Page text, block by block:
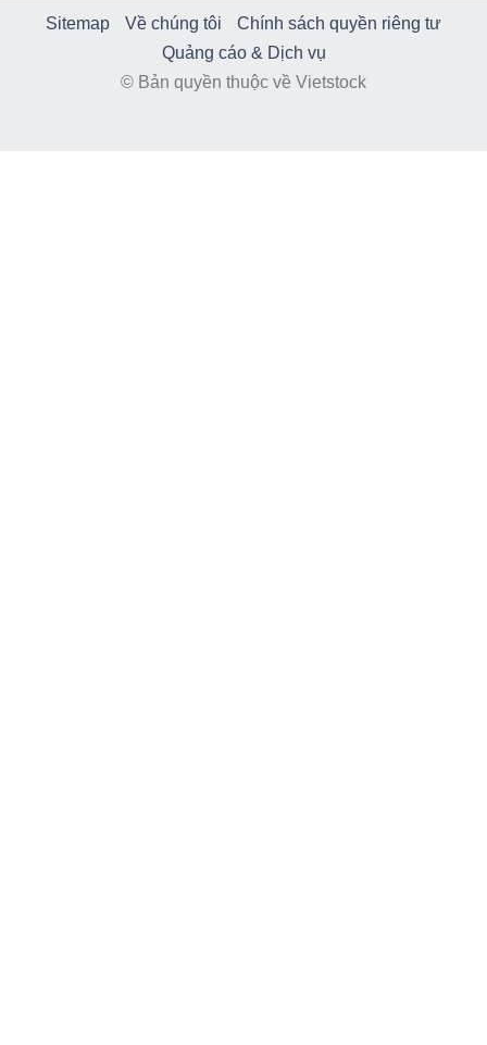
Sitemap Về chúng tôi
Chính sách quyền riêng tư
Quảng cáo & Dịch vụ
© Bản quyền thuộc về Vietstock